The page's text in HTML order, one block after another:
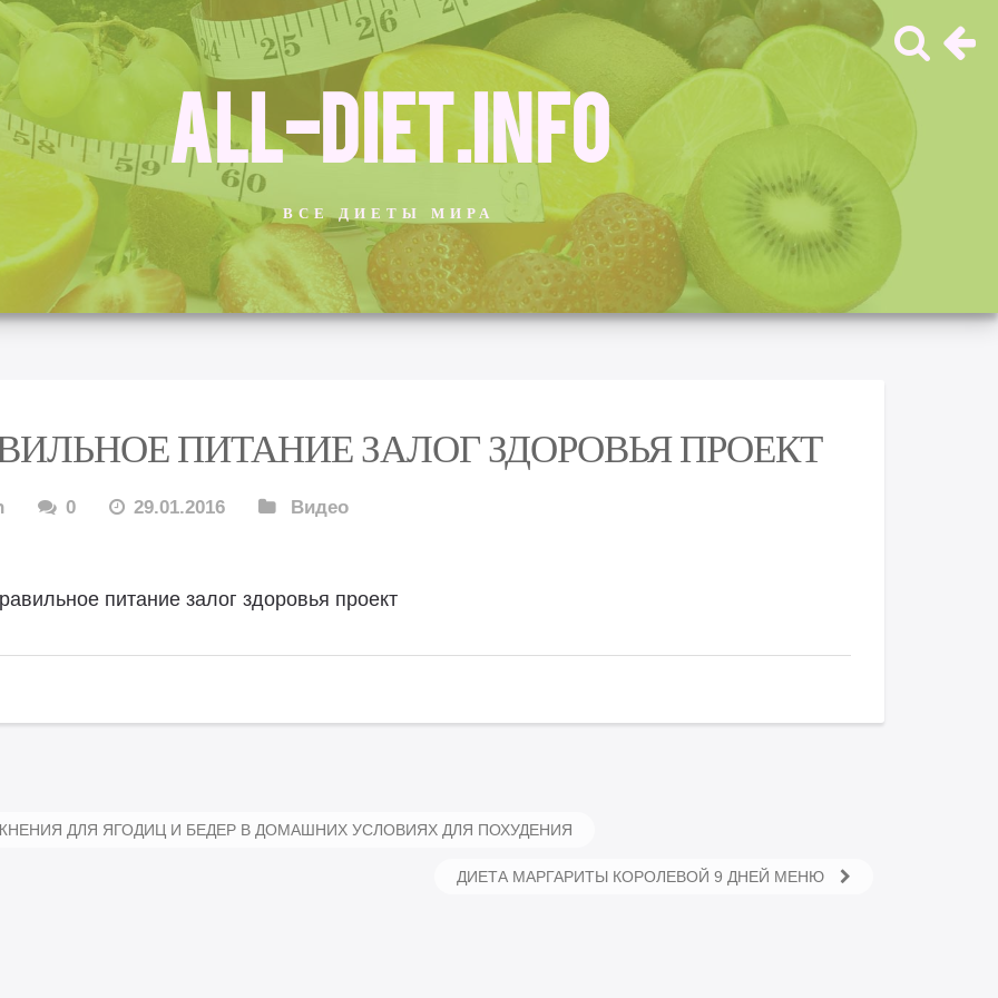
ALL-DIET.INFO
ВСЕ ДИЕТЫ МИРА
ПИТАНИЕ ЗАЛОГ ЗДОРОВЬЯ ПРОЕКТ
0 29.01.2016 Видео
равильное питание залог здоровья проект
ДЛЯ ЯГОДИЦ И БЕДЕР В ДОМАШНИХ УСЛОВИЯХ ДЛЯ ПОХУДЕНИЯ
ДИЕТА МАРГАРИТЫ КОРОЛЕВОЙ 9 ДНЕЙ МЕНЮ